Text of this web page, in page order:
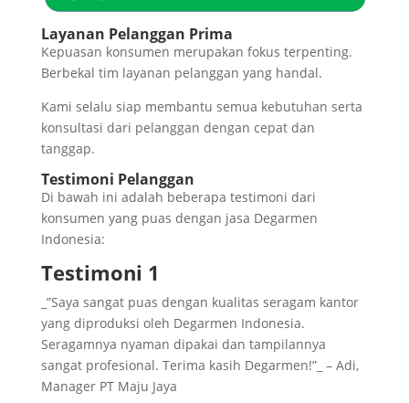
Layanan Pelanggan Prima
Kepuasan konsumen merupakan fokus terpenting.
Berbekal tim layanan pelanggan yang handal.
Kami selalu siap membantu semua kebutuhan serta
konsultasi dari pelanggan dengan cepat dan
tanggap.
Testimoni Pelanggan
Di bawah ini adalah beberapa testimoni dari
konsumen yang puas dengan jasa Degarmen
Indonesia:
Testimoni 1
_”Saya sangat puas dengan kualitas seragam kantor
yang diproduksi oleh Degarmen Indonesia.
Seragamnya nyaman dipakai dan tampilannya
sangat profesional. Terima kasih Degarmen!”_ – Adi,
Manager PT Maju Jaya